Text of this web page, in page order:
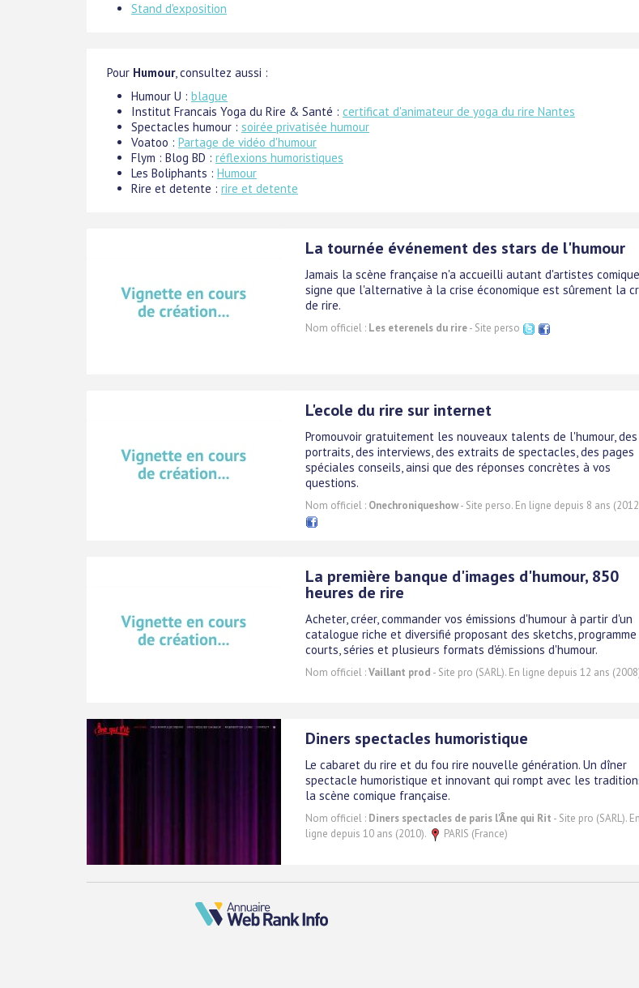
Stand d'exposition
Pour Humour, consultez aussi :
Humour U : blague
Institut Francais Yoga du Rire & Santé : certificat d'animateur de yoga du rire Nantes
Spectacles humour : soirée privatisée humour
Voatoo : Partage de vidéo d'humour
Flym : Blog BD : réflexions humoristiques
Les Boliphants : Humour
Rire et detente : rire et detente
La tournée événement des stars de l'humour
Jamais la scène française n'a accueilli autant d'artistes
signe que l'alternative à la crise économique est sûrement la
de rire.
Nom officiel : Les eterenels du rire- Site perso
L'ecole du rire sur internet
Promouvoir gratuitement les nouveaux talents de l'humour, des
portraits, des interviews, des extraits de spectacles, des pages
spéciales conseils, ainsi que des réponses concrètes à vos
questions.
Nom officiel : Onechroniqueshow- Site perso. En ligne depuis 8 ans
La première banque d'images d'humour, 850
heures de rire
Acheter, créer, commander vos émissions d'humour à partir d'un
catalogue riche et diversifié proposant des sketchs, programme
courts, séries et plusieurs formats d'émissions d'humour.
Nom officiel :Vaillant prod - Site pro (SARL). En ligne depuis 12 ans
Diners spectacles humoristique
Le cabaret du rire et du fou rire nouvelle génération. Un dîner
spectacle humoristique et innovant qui rompt avec les
la scène comique française.
Nom officiel : Diners spectacles de paris l'Âne qui Rit - Site pro (SARL). En
ligne depuis 10 ans (2010).
PARIS (France)